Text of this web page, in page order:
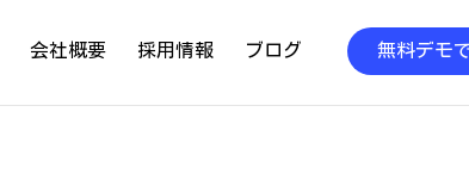
会社概要 採用情報 ブログ 無料デモ